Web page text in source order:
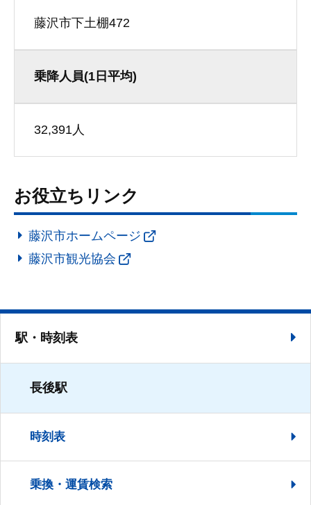
藤沢市下土棚472
乗降人員(1日平均)
32,391人
お役立ちリンク
藤沢市ホームページ
藤沢市観光協会
駅・時刻表
長後駅
時刻表
乗換・運賃検索